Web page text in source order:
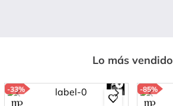
Lo más vendido
-33% -85%